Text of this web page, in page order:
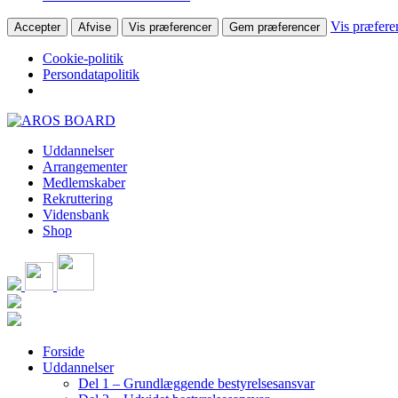
Accepter Afvise Vis præferencer Gem præferencer Vis
Cookie-politik
Persondatapolitik
Skip
contentUddannelser
Arrangementer
Medlemskaber
Rekruttering
Vidensbank
Shop
Forside
Uddannelser
Del 1 – Grundlæggende bestyrelsesansvar